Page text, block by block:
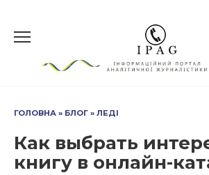
вмісту
ГОЛОВНА » БЛОГ » ЛЕДІ
Как выбрать
книгу в онлайн-